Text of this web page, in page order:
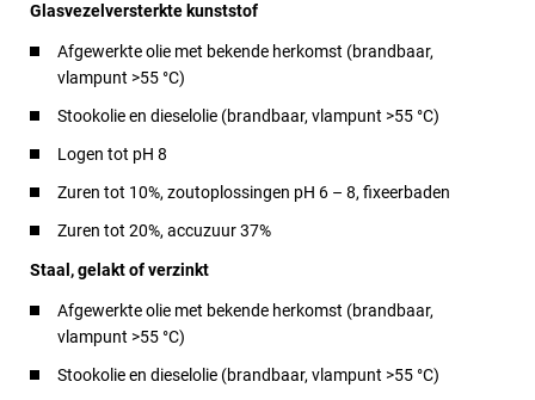
Glasvezelversterkte kunststof
Afgewerkte olie met bekende herkomst (brandbaar,
vlampunt >55 °C)
Stookolie en dieselolie (brandbaar, vlampunt >55 °C)
Logen tot pH 8
Zuren tot 10%, zoutoplossingen pH 6 – 8, fixeerbaden
Zuren tot 20%, accuzuur 37%
Staal, gelakt of verzinkt
Afgewerkte olie met bekende herkomst (brandbaar,
vlampunt >55 °C)
Stookolie en dieselolie (brandbaar, vlampunt >55 °C)